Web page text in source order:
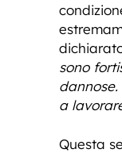
sono
a
Questa